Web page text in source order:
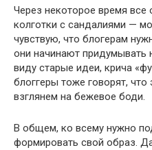
Через некоторое время все
колготки с сандалиями —
чувствую, что блогерам
они начинают
виду старые идеи, крича
блоггеры тоже говорят,
взглянем на бежевое боди.
В общем, ко всему нужно
формировать свой образ.